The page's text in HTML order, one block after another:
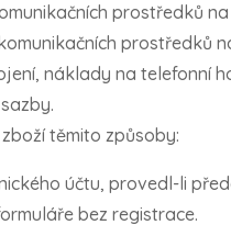
prostředků
prostředků
náklady na telefonní
těmito způsoby:
účtu, provedl-li
bez registrace.